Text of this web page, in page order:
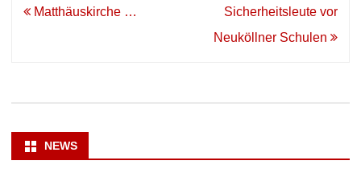
Beitrags-
Matthäuskirche …
Sicherheitsleute vor
Neuköllner Schulen
NEWS